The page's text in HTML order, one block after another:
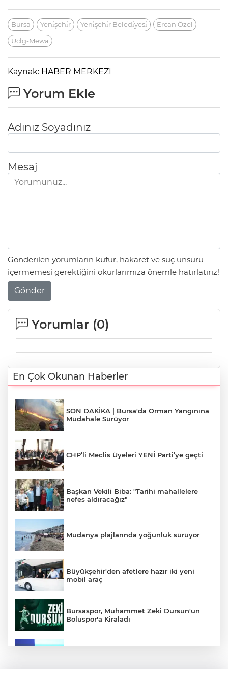
Bursa Yeni̇şehi̇r Yeni̇şehi̇r Beledi̇yesi̇
Ercan Özel
Uclg-Mewa
Kaynak: HABER MERKEZİ
Yorum Ekle
Adınız Soyadınız
Mesaj
Gönderilen yorumların küfür, hakaret ve suç unsuru
içermemesi gerektiğini okurlarımıza önemle hatırlatırız!
Gönder
Yorumlar (0)
En Çok Okunan Haberler
SON DAKİKA | Bursa'da Orman Yangınına
Müdahale Sürüyor
CHP’li Meclis Üyeleri YENİ Parti’ye geçti
Başkan Vekili Biba: "Tarihi mahallelere
nefes aldıracağız"
Mudanya plajlarında yoğunluk sürüyor
Büyükşehir'den afetlere hazır iki yeni
mobil araç
Bursaspor, Muhammet Zeki Dursun'un
Boluspor'a Kiraladı